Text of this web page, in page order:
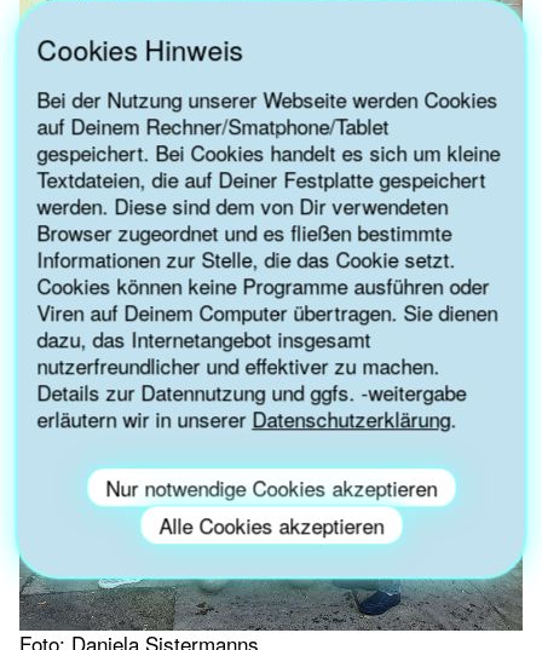
Cookies Hinweis
Bei der Nutzung unserer Webseite werden Cookies
auf Deinem Rechner/Smatphone/Tablet
gespeichert. Bei Cookies handelt es sich um kleine
Textdateien, die auf Deiner Festplatte gespeichert
werden. Diese sind dem von Dir verwendeten
Browser zugeordnet und es fließen bestimmte
Informationen zur Stelle, die das Cookie setzt.
Cookies können keine Programme ausführen oder
Viren auf Deinem Computer übertragen. Sie dienen
dazu, das Internetangebot insgesamt
nutzerfreundlicher und effektiver zu machen.
Details zur Datennutzung und ggfs. -weitergabe
erläutern wir in unserer Datenschutzerklärung.
Nur notwendige Cookies akzeptieren
Alle Cookies akzeptieren
Foto: Daniela Sistermanns